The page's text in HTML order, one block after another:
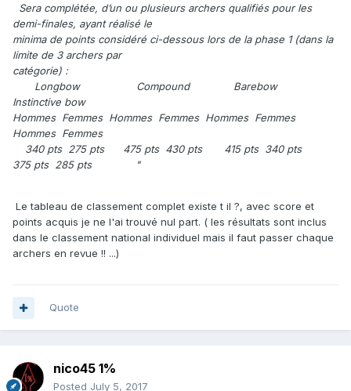
Sera complétée, d’un ou plusieurs archers qualifiés pour les
demi-finales, ayant réalisé le
minima de points considéré ci-dessous lors de la phase 1 (dans la
limite de 3 archers par
catégorie) :
Longbow Compound Barebow
Instinctive bow
Hommes Femmes Hommes Femmes Hommes Femmes
Hommes Femmes
340 pts 275 pts 475 pts 430 pts 415 pts 340 pts
375 pts 285 pts "
Le tableau de classement complet existe t il ?, avec score et
points acquis je ne l'ai trouvé nul part. ( les résultats sont inclus
dans le classement national individuel mais il faut passer chaque
archers en revue !! ...)
Quote
nico45 1%
Posted July 5, 2017